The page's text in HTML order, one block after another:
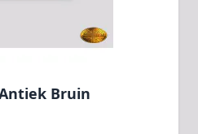
Bruin